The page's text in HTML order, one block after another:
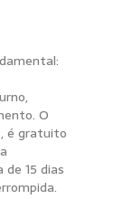
O
é gratuito
15 dias